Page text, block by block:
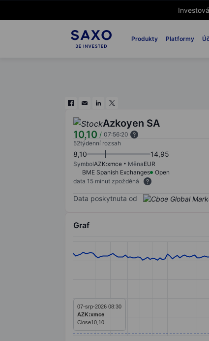
Produkty Platformy
Azkoyen SA
10,10 / 07:56:20
52týdenní rozsah
8,10 14,95
SymbolAZK:xmce MěnaEUR
BME Spanish Exchanges
Open
data 15 minut zpožděná
Data poskytnuta od
Graf
The chart has 1 Y axis displaying
07-srp-2026 08:30
AZK:xmce
Close10,10